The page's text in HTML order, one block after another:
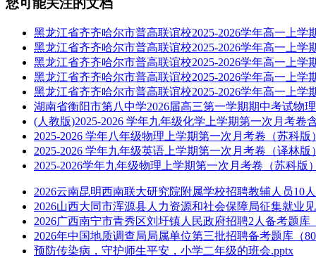
您可能关注的文档
黑龙江省齐齐哈尔市普高联谊校2025-2026学年高一上学
黑龙江省齐齐哈尔市普高联谊校2025-2026学年高一上学
黑龙江省齐齐哈尔市普高联谊校2025-2026学年高一上学
黑龙江省齐齐哈尔市普高联谊校2025-2026学年高一上学
黑龙江省齐齐哈尔市普高联谊校2025-2026学年高一上学
湖南省衡阳市第八中学2026届高三第一学期期中考试物
(人教版)2025-2026 学年九年级化学上学期第一次月考卷
2025-2026 学年八年级物理上学期第一次月考卷（苏科版
2025-2026 学年九年级英语上学期第一次月考卷（译林版
2025-2026学年九年级物理上学期第一次月考卷（苏科版
2026云南昆明西南联大研究院附属学校招聘教辅人员10
2026山西大同市浑源县人力资源和社会保障局征集就业
2026广西南宁市青秀区刘圩镇人民政府招聘2人备考题
2026年中国地质调查局局属单位第三批招聘备考题库（
预防传染病，守护师生平安，小学二年级的班会.pptx